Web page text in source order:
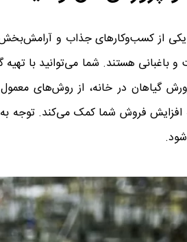
از کسب‌وکارهای جذاب و
و باغبانی هستند. شما می‌توانید با تهیه
گیاهان در خانه، از روش‌های معمول
افزایش فروش شما کمک می‌کند. توجه